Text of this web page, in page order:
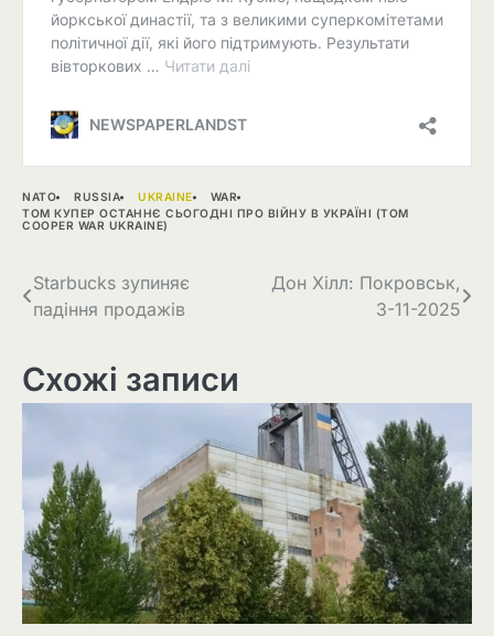
NATO RUSSIA UKRAINE
WAR
ТОМ КУПЕР ОСТАННЄ СЬОГОДНІ ПРО ВІЙНУ В УКРАЇНІ (TOM
COOPER WAR UKRAINE)
Навігація
записів
Starbucks зупиняє
падіння продажів
Дон Хілл: Покровськ,
3-11-2025
Схожі записи